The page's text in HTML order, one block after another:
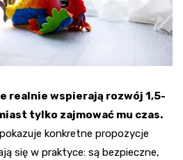
realnie wspierają rozwój 1,5-
tylko zajmować mu czas.
konkretne propozycje
się w praktyce: są bezpieczne,